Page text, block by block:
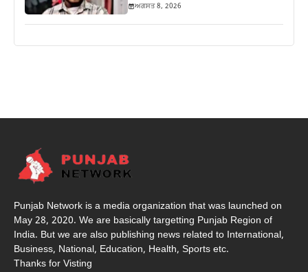
ਅਗਸਤ 8, 2026
Punjab Network is a media organization that was launched on
May 28, 2020. We are basically targetting Punjab Region of
India. But we are also publishing news related to International,
Business, National, Education, Health, Sports etc.
Thanks for Visting